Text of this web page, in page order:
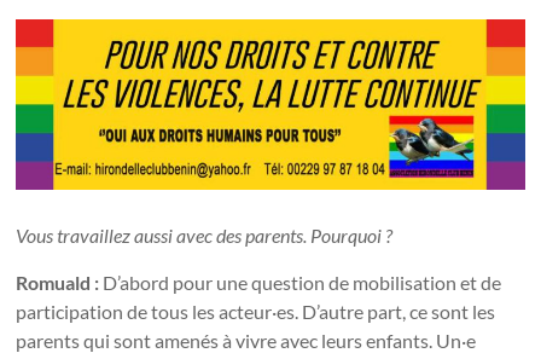
Vous travaillez aussi avec des parents. Pourquoi ?
Romuald : D’abord pour une question de mobilisation et de
participation de tous les acteur·es. D’autre part, ce sont les
parents qui sont amenés à vivre avec leurs enfants. Un·e